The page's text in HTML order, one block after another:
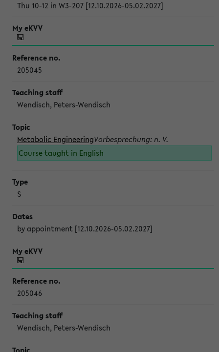
Thu 10-12 in W3-207 [12.10.2026-05.02.2027]
205045
Wendisch, Peters-Wendisch
Metabolic EngineeringVorbesprechung: n. V.
Course taught in English
S
by appointment [12.10.2026-05.02.2027]
205046
Wendisch, Peters-Wendisch